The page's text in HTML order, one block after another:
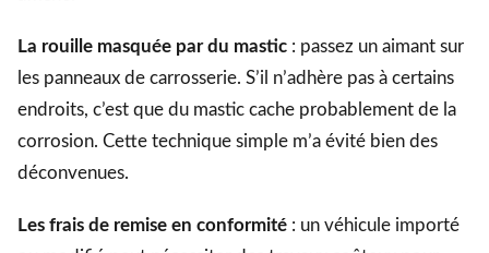
La rouille masquée par du mastic : passez un aimant sur
les panneaux de carrosserie. S’il n’adhère pas à certains
endroits, c’est que du mastic cache probablement de la
corrosion. Cette technique simple m’a évité bien des
déconvenues.
Les frais de remise en conformité : un véhicule importé